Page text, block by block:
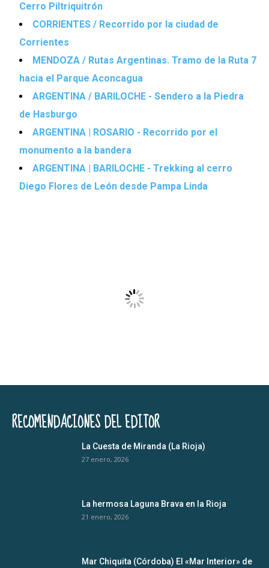
Cerro Piltriquitrón
CORRIENTES / Recorrido por la ciudad de
Corrientes
MENDOZA / Rutas Argentinas. Tramo de la Ruta 7
hacia el Parque Aconcagua
ARGENTINA / BARILOCHE - Sendero a la Piedra
de Hasburgo
ARGENTINA | ROSARIO - Recorrido por el
monumento a la bandera
ARGENTINA | BARILOCHE - Trekking al cerro
Diego Flores de León desde Pampa Linda
RECOMENDACIONES DEL EDITOR
La Cuesta de Miranda (La Rioja)
27 enero, 2026
La hermosa Laguna Brava en la Rioja
21 enero, 2026
Mar Chiquita (Córdoba) El «Mar Interior» de